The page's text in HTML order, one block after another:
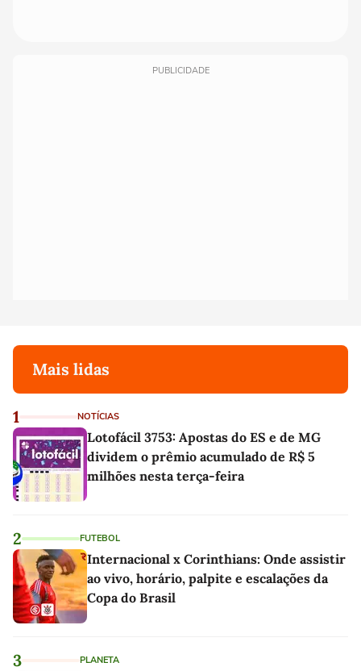
PUBLICIDADE
Mais lidas
1 NOTÍCIAS
Lotofácil 3753: Apostas do ES e de MG
dividem o prêmio acumulado de R$ 5
milhões nesta terça-feira
2 FUTEBOL
Internacional x Corinthians: Onde assistir
ao vivo, horário, palpite e escalações da
Copa do Brasil
3 PLANETA